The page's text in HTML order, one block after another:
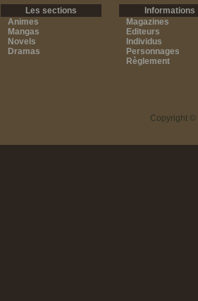
Les sections
Animes
Mangas
Novels
Dramas
Informations
Magazines
Editeurs
Individus
Personnages
Règlement
Copyright ©